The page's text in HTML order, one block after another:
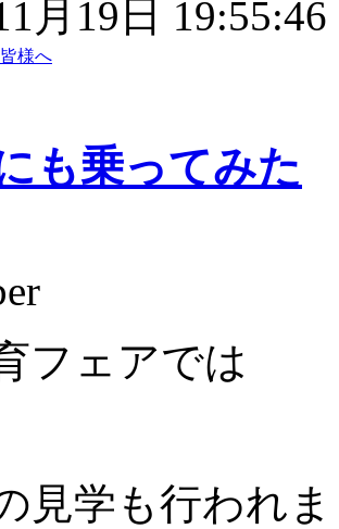
月19日 19:55:46
様へ
も乗ってみた
フェアでは
見学も行われ